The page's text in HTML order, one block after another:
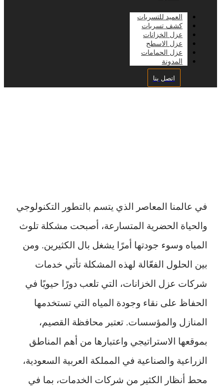
العميد للتسربات
كشف تسربات
عزل الخزانات
عزل الاسطح
عزل الحمامات
المدونة
اتصل بنا
في عالمنا المعاصر الذي يتسم بالتطور التكنولوجي
والحياة الحضرية المتسارعة، أصبحت مشكلة تلوث
المياه وسوء جودتها أمرًا يشغل بال الكثيرين. ومن
بين الحلول الفعّالة لهذه المشكلة تأتي خدمات
شركات عزل الخزانات، التي تلعب دورًا حيويًا في
الحفاظ على نقاء وجودة المياه التي تستخدمها
المنازل والمؤسسات. تعتبر محافظة القصيم،
بموقعها الاستراتيجي واعتبارها من أهم المناطق
الزراعية والصناعية في المملكة العربية السعودية،
محط أنظار الكثير من شركات الخدمات، بما في